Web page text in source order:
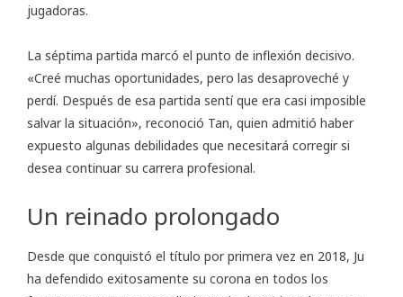
jugadoras.
La séptima partida marcó el punto de inflexión decisivo.
«Creé muchas oportunidades, pero las desaproveché y
perdí. Después de esa partida sentí que era casi imposible
salvar la situación», reconoció Tan, quien admitió haber
expuesto algunas debilidades que necesitará corregir si
desea continuar su carrera profesional.
Un reinado prolongado
Desde que conquistó el título por primera vez en 2018, Ju
ha defendido exitosamente su corona en todos los